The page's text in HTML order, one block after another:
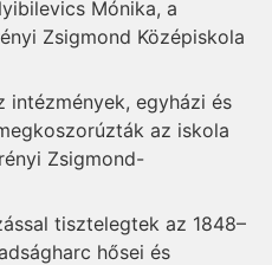
Mónika, a
Zsigmond Középiskola
intézmények, egyházi és
az iskola
Zsigmond-
tisztelegtek az 1848–
hősei és